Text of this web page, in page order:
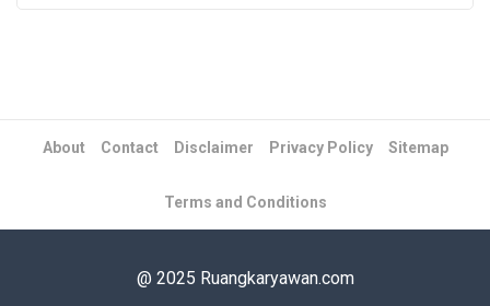
About Contact Disclaimer Privacy Policy Sitemap
Terms and Conditions
@ 2025 Ruangkaryawan.com